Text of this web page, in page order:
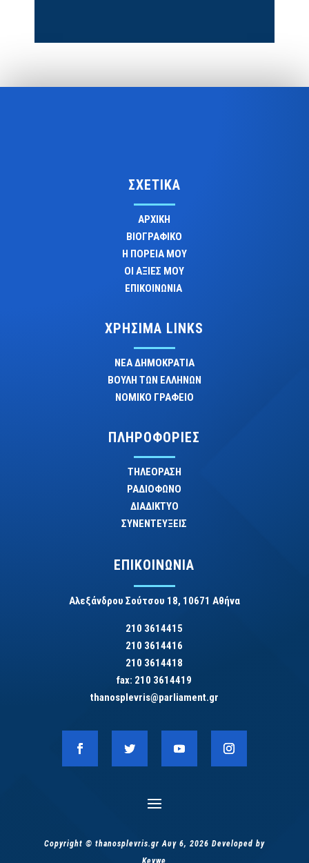
ΣΧΕΤΙΚΑ
ΑΡΧΙΚΗ
ΒΙΟΓΡΑΦΙΚΟ
Η ΠΟΡΕΙΑ ΜΟΥ
ΟΙ ΑΞΙΕΣ ΜΟΥ
ΕΠΙΚΟΙΝΩΝΙΑ
ΧΡΗΣΙΜΑ LINKS
ΝΕΑ ΔΗΜΟΚΡΑΤΙΑ
ΒΟΥΛΗ ΤΩΝ ΕΛΛΗΝΩΝ
ΝΟΜΙΚΟ ΓΡΑΦΕΙΟ
ΠΛΗΡΟΦΟΡΙΕΣ
ΤΗΛΕΟΡΑΣΗ
ΡΑΔΙΟΦΩΝΟ
ΔΙΑΔΙΚΤΥΟ
ΣΥΝΕΝΤΕΥΞΕΙΣ
ΕΠΙΚΟΙΝΩΝΙΑ
Αλεξάνδρου Σούτσου 18, 10671 Αθήνα
210 3614415
210 3614416
210 3614418
fax: 210 3614419
thanosplevris@parliament.gr
Copyright © thanosplevris.gr Αυγ 6, 2026 Developed by